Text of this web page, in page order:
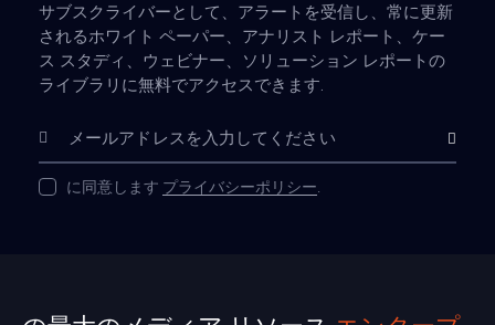
サブスクライバーとして、アラートを受信し、常に更新
されるホワイト ペーパー、アナリスト レポート、ケー
ス スタディ、ウェビナー、ソリューション レポートの
ライブラリに無料でアクセスできます.
購読
に同意します プライバシーポリシー.